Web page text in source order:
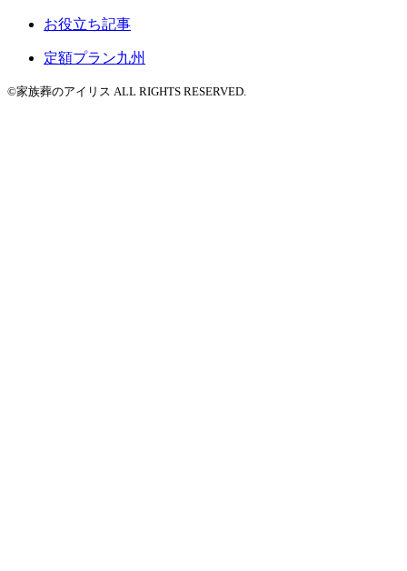
お役立ち記事
定額プラン九州
©家族葬のアイリス ALL RIGHTS RESERVED.